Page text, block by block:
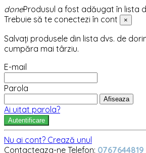
doneProdusul a fost adăugat în lista
Trebuie să te conectezi în cont
×
Salvați produsele din lista dvs. de
cumpăra mai târziu.
E-mail
Parola
Afiseaza
Ai uitat parola?
Autentificare
Nu ai cont? Crează unul
Contacteaza-ne Telefon: 0767644819